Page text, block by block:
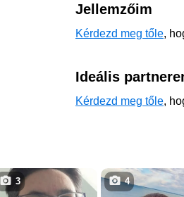
Jellemzőim
Kérdezd meg tőle,
Ideális
Kérdezd meg tőle,
3 4